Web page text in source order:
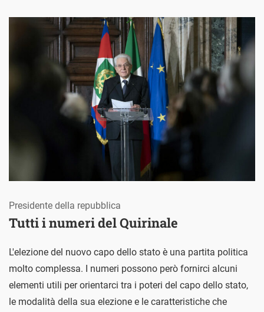
Tutti i numeri del Quirinale
Presidente della repubblica
L'elezione del nuovo capo dello stato è una partita politica
molto complessa. I numeri possono però fornirci alcuni
elementi utili per orientarci tra i poteri del capo dello stato,
le modalità della sua elezione e le caratteristiche che